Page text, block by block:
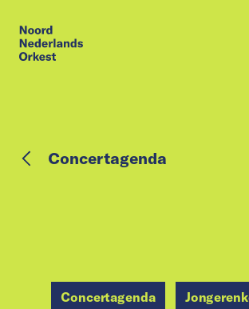
Concertagenda
Concertagenda